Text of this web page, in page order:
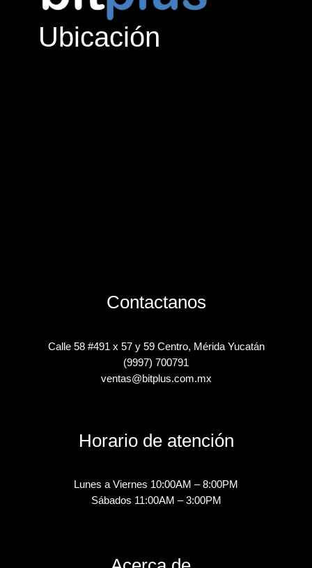
Ubicación
Contactanos
Calle 58 #491 x 57 y 59 Centro, Mérida Yucatán
(9997) 700791
ventas@bitplus.com.mx
Horario de atención
Lunes a Viernes 10:00AM – 8:00PM
Sábados 11:00AM – 3:00PM